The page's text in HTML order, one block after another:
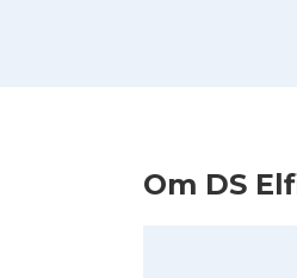
Om DS